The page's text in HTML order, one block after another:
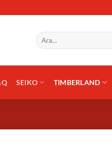
Ara:
SEIKO TIMBERLAND